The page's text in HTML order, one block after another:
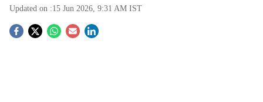
Updated on :15 Jun 2026, 9:31 AM IST
S